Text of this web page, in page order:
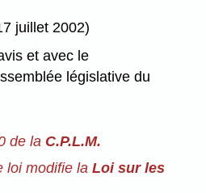
juillet 2002)
et avec le
législative du
de la C.P.L.M.
loi modifie la Loi sur les